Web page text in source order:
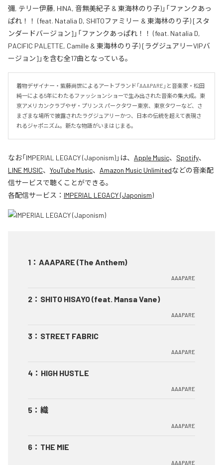
彌, テリー伊藤, HINA, 音無美紀子 & 東海林のり子)」「ファンクあっ
ぱれ！！ (feat. Natalia D, SHITOファミリー & 東海林のり子) [スタ
ンダードバージョン]」「ファンクあっぱれ！！ (feat. Natalia D,
PACIFIC PALETTE, Camille & 東海林のり子) [ラグジュアリーVIPバ
ージョン]」を含む全17曲となっている。
着物デザイナー・紫藤尚世によるアートブランド「AAAPARE」と音楽家・松田
純一による5年にわたるファッションショーで生み出された音楽の集大成。東
京アメリカンクラブやザ・プリンス パークタワー東京、東京タワーなど、さ
まざまな場所で披露されたラグジュアリーかつ、日本の伝統を超えて表現さ
れるジャポニズム。新たな物語がいまはじまる。
なお「IMPERIAL LEGACY (Japonism)」は、 Apple Music、 Spotify、
LINE MUSIC、 YouTube Music、 Amazon Music Unlimitedなどの音楽配
信サービスで聴くことができる。
各配信サービス： IMPERIAL LEGACY (Japonism)
1 ： AAAPARE (The Anthem)
AAAPARE
2 ： SHITO HISAYO (feat. Mansa Vane)
AAAPARE
3 ： STREET FABRIC
AAAPARE
4 ： HIGH HUSTLE
AAAPARE
5 ： 織
AAAPARE
6 ： THE MIE
AAAPARE